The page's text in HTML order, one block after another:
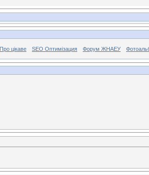
Про цікаве SEO Оптимізация Форум ЖНАЕУ